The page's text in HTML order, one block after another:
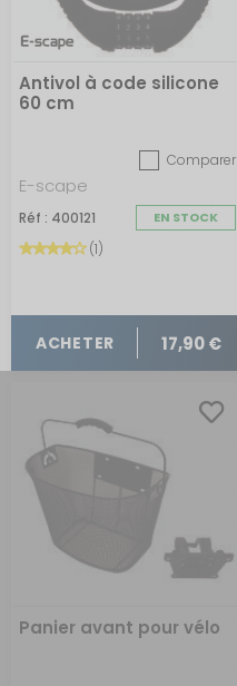
Antivol à code silicone
60 cm
Comparer
E-scape
Réf : 400121 EN STOCK
(1)
ACHETER 17,90 €
Panier avant pour vélo